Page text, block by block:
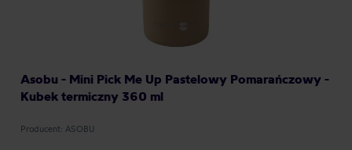
Asobu - Mini Pick Me Up Pastelowy Pomarańczowy -
Kubek termiczny 360 ml
Producent: ASOBU